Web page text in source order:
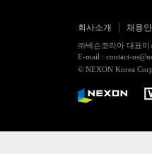
회사소개 채용
㈜넥슨코리아 대표
E-mail : contact-
© NEXON Korea